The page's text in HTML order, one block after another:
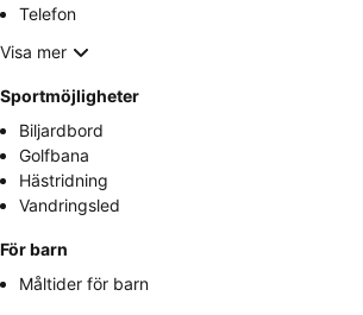
Telefon
Visa mer
Sportmöjligheter
Biljardbord
Golfbana
Hästridning
Vandringsled
För barn
Måltider för barn